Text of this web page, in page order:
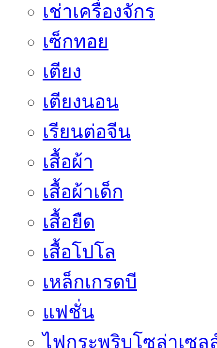
เช่าเครื่องจักร
เซ็กทอย
เตียง
เตียงนอน
เรียนต่อจีน
เสื้อผ้า
เสื้อผ้าเด็ก
เสื้อยืด
เสื้อโปโล
เหล็กเกรดบี
แฟชั่น
ไฟกระพริบโซล่าเซล